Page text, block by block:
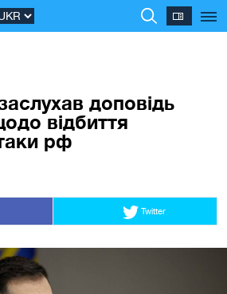
доповідь
відбиття
рф
Twitter